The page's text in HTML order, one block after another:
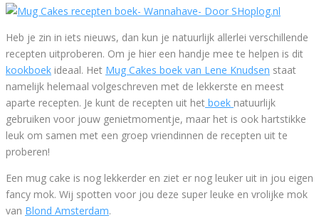
Heb je zin in iets nieuws, dan kun je natuurlijk allerlei verschillende
recepten uitproberen. Om je hier een handje mee te helpen is dit
kookboek ideaal. Het Mug Cakes boek van Lene Knudsen staat
namelijk helemaal volgeschreven met de lekkerste en meest
aparte recepten. Je kunt de recepten uit het boek natuurlijk
gebruiken voor jouw genietmomentje, maar het is ook hartstikke
leuk om samen met een groep vriendinnen de recepten uit te
proberen!
Een mug cake is nog lekkerder en ziet er nog leuker uit in jou eigen
fancy mok. Wij spotten voor jou deze super leuke en vrolijke mok
van Blond Amsterdam.